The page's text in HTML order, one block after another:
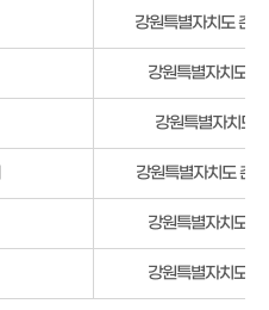
강원특별자치도 춘
강원특별자치도
강원특별자치도
강원특별자치도 춘
강원특별자치도
강원특별자치도